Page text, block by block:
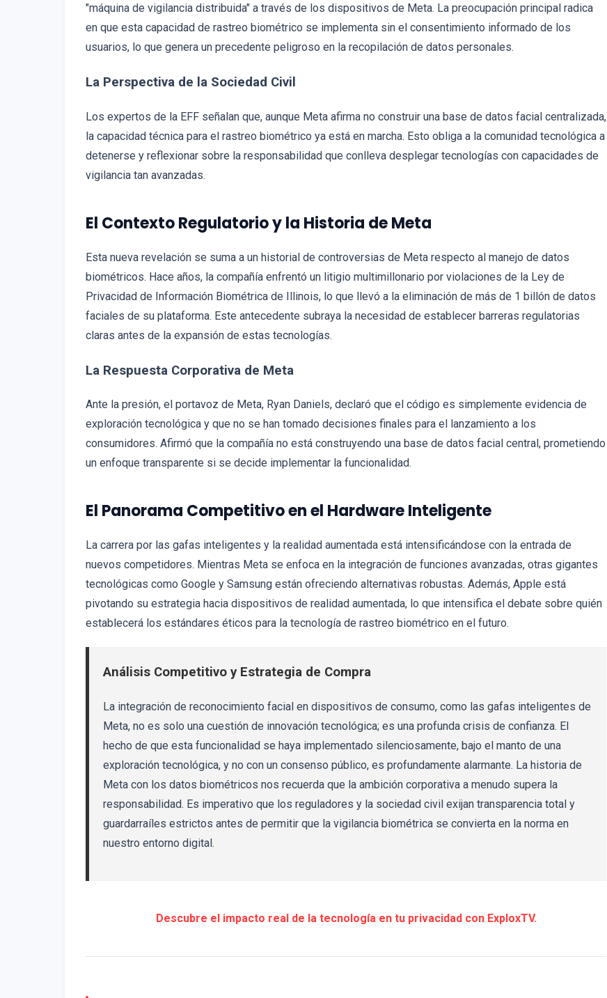
"máquina de vigilancia distribuida" a través de los dispositivos de Meta. La preocupación principal radica
en que esta capacidad de rastreo biométrico se implementa sin el consentimiento informado de los
usuarios, lo que genera un precedente peligroso en la recopilación de datos personales.
La Perspectiva de la Sociedad Civil
Los expertos de la EFF señalan que, aunque Meta afirma no construir una base de datos facial centralizada,
la capacidad técnica para el rastreo biométrico ya está en marcha. Esto obliga a la comunidad tecnológica a
detenerse y reflexionar sobre la responsabilidad que conlleva desplegar tecnologías con capacidades de
vigilancia tan avanzadas.
El Contexto Regulatorio y la Historia de Meta
Esta nueva revelación se suma a un historial de controversias de Meta respecto al manejo de datos
biométricos. Hace años, la compañía enfrentó un litigio multimillonario por violaciones de la Ley de
Privacidad de Información Biométrica de Illinois, lo que llevó a la eliminación de más de 1 billón de datos
faciales de su plataforma. Este antecedente subraya la necesidad de establecer barreras regulatorias
claras antes de la expansión de estas tecnologías.
La Respuesta Corporativa de Meta
Ante la presión, el portavoz de Meta, Ryan Daniels, declaró que el código es simplemente evidencia de
exploración tecnológica y que no se han tomado decisiones finales para el lanzamiento a los
consumidores. Afirmó que la compañía no está construyendo una base de datos facial central, prometiendo
un enfoque transparente si se decide implementar la funcionalidad.
El Panorama Competitivo en el Hardware Inteligente
La carrera por las gafas inteligentes y la realidad aumentada está intensificándose con la entrada de
nuevos competidores. Mientras Meta se enfoca en la integración de funciones avanzadas, otras gigantes
tecnológicas como Google y Samsung están ofreciendo alternativas robustas. Además, Apple está
pivotando su estrategia hacia dispositivos de realidad aumentada, lo que intensifica el debate sobre quién
establecerá los estándares éticos para la tecnología de rastreo biométrico en el futuro.
Análisis Competitivo y Estrategia de Compra
La integración de reconocimiento facial en dispositivos de consumo, como las gafas inteligentes de
Meta, no es solo una cuestión de innovación tecnológica; es una profunda crisis de confianza. El
hecho de que esta funcionalidad se haya implementado silenciosamente, bajo el manto de una
exploración tecnológica, y no con un consenso público, es profundamente alarmante. La historia de
Meta con los datos biométricos nos recuerda que la ambición corporativa a menudo supera la
responsabilidad. Es imperativo que los reguladores y la sociedad civil exijan transparencia total y
guardarraíles estrictos antes de permitir que la vigilancia biométrica se convierta en la norma en
nuestro entorno digital.
Descubre el impacto real de la tecnología en tu privacidad con ExploxTV.